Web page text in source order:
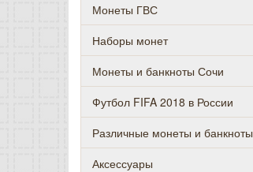
Монеты ГВС
Наборы монет
Монеты и банкноты Сочи
Футбол FIFA 2018 в России
Различные монеты и банкноты
Аксессуары